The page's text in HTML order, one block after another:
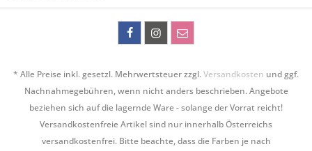
* Alle Preise inkl. gesetzl. Mehrwertsteuer zzgl.Versandkosten und ggf.
Nachnahmegebühren, wenn nicht anders beschrieben. Angebote
beziehen sich auf die lagernde Ware - solange der Vorrat reicht!
Versandkostenfreie Artikel sind nur innerhalb Österreichs
versandkostenfrei. Bitte beachte, dass die Farben je nach